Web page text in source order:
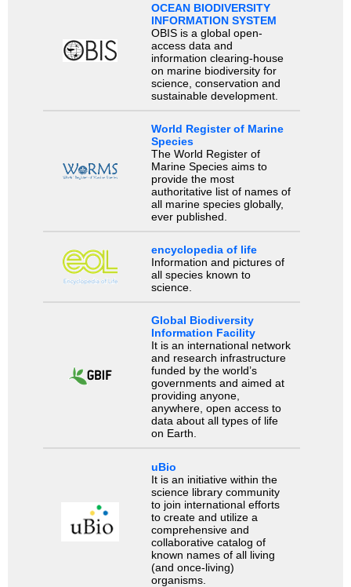
OCEAN BIODIVERSITY
INFORMATION SYSTEM
OBIS is a global open-
access data and
information clearing-house
on marine biodiversity for
science, conservation and
sustainable development.
World Register of Marine
Species
The World Register of
Marine Species aims to
provide the most
authoritative list of names of
all marine species globally,
ever published.
encyclopedia of life
Information and pictures of
all species known to
science.
Global Biodiversity
Information Facility
It is an international network
and research infrastructure
funded by the world’s
governments and aimed at
providing anyone,
anywhere, open access to
data about all types of life
on Earth.
uBio
It is an initiative within the
science library community
to join international efforts
to create and utilize a
comprehensive and
collaborative catalog of
known names of all living
(and once-living)
organisms.